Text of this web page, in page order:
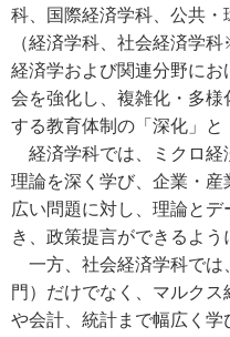
科、国際経済学科、公共
（経済学科、社会経済学
経済学および関連分野に
会を強化し、複雑化・多
する教育体制の「深化」と
経済学科では、ミクロ経
理論を深く学び、企業・
広い問題に対し、理論と
き、政策提言ができるよう
一方、社会経済学科では
門）だけでなく、マルク
や会計、統計まで幅広く学